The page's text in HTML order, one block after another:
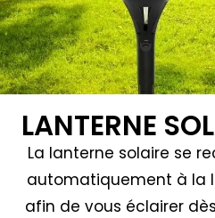
LANTERNE
La lanterne solaire se
automatiquement à la
afin de vous éclairer